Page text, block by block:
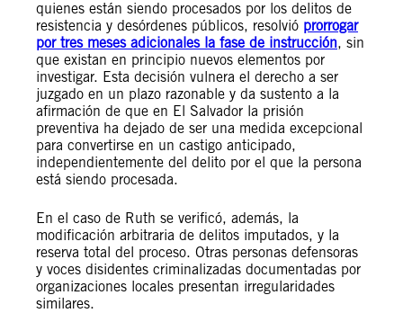
quienes están siendo procesados por los delitos de
resistencia y desórdenes públicos, resolvió prorrogar
por tres meses adicionales la fase de instrucción, sin
que existan en principio nuevos elementos por
investigar. Esta decisión vulnera el derecho a ser
juzgado en un plazo razonable y da sustento a la
afirmación de que en El Salvador la prisión
preventiva ha dejado de ser una medida excepcional
para convertirse en un castigo anticipado,
independientemente del delito por el que la persona
está siendo procesada.
En el caso de Ruth se verificó, además, la
modificación arbitraria de delitos imputados, y la
reserva total del proceso. Otras personas defensoras
y voces disidentes criminalizadas documentadas por
organizaciones locales presentan irregularidades
similares.